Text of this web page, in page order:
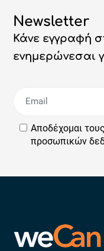
Newsletter
Κάνε εγγραφή
ενημερώνεσαι
Αποδέχομαι
προσωπικών